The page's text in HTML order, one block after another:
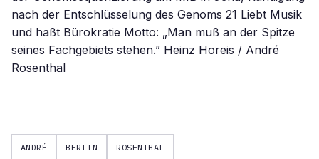
ANDRÉ BERLIN ROSENTHAL